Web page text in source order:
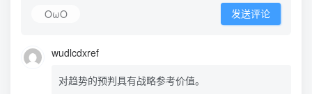
OωO 发送评论
wudlcdxref
对趋势的预判具有战略参考价值。